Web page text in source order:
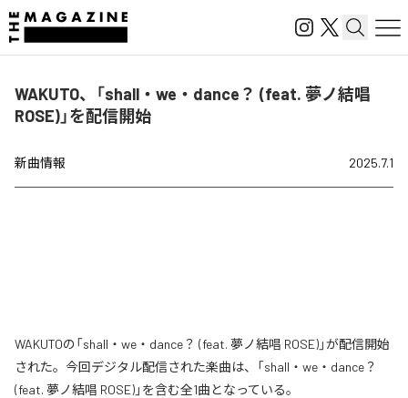
WAKUTO、「shall・we・dance？ (feat. 夢ノ結唱
ROSE)」を配信開始
新曲情報 2025.7.1
WAKUTOの「shall・we・dance？ (feat. 夢ノ結唱 ROSE)」が配信開始
された。今回デジタル配信された楽曲は、「shall・we・dance？
(feat. 夢ノ結唱 ROSE)」を含む全1曲となっている。